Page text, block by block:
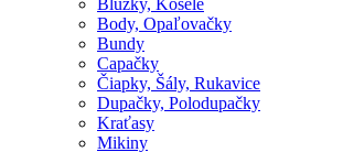
Blúzky, Košele
Body, Opaľovačky
Bundy
Capačky
Čiapky, Šály, Rukavice
Dupačky, Polodupačky
Kraťasy
Mikiny